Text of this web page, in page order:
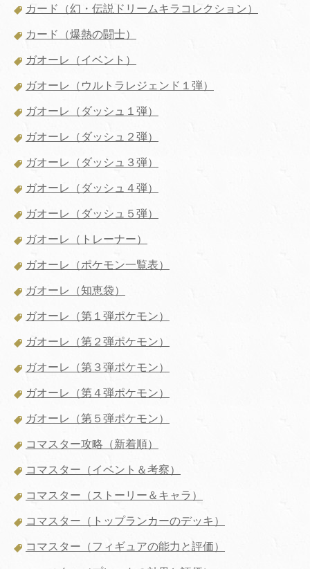
カード（幻・伝説ドリームキラコレクション）
カード（爆熱の闘士）
ガオーレ（イベント）
ガオーレ（ウルトラレジェンド１弾）
ガオーレ（ダッシュ１弾）
ガオーレ（ダッシュ２弾）
ガオーレ（ダッシュ３弾）
ガオーレ（ダッシュ４弾）
ガオーレ（ダッシュ５弾）
ガオーレ（トレーナー）
ガオーレ（ポケモン一覧表）
ガオーレ（知恵袋）
ガオーレ（第１弾ポケモン）
ガオーレ（第２弾ポケモン）
ガオーレ（第３弾ポケモン）
ガオーレ（第４弾ポケモン）
ガオーレ（第５弾ポケモン）
コマスター攻略（新着順）
コマスター（イベント＆考察）
コマスター（ストーリー＆キャラ）
コマスター（トップランカーのデッキ）
コマスター（フィギュアの能力と評価）